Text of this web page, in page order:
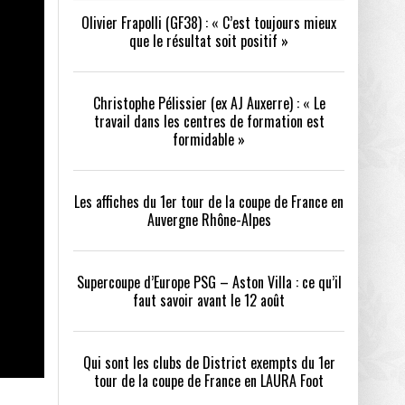
a tenu toutes ses promesses - 04/07/2026
PSG – ASTON VILLA :
QUI SONT LES CLUBS DE DISTRICT EXEMPTS
DU 1ER TOUR DE LA COUPE DE FRANCE EN
LAURA FOOT
Olivier Frapolli (GF38) : « C’est toujours mieux
que le résultat soit positif »
Christophe Pélissier (ex AJ Auxerre) : « Le
travail dans les centres de formation est
formidable »
Les affiches du 1er tour de la coupe de France en
Auvergne Rhône-Alpes
Supercoupe d’Europe PSG – Aston Villa : ce qu’il
faut savoir avant le 12 août
Qui sont les clubs de District exempts du 1er
tour de la coupe de France en LAURA Foot